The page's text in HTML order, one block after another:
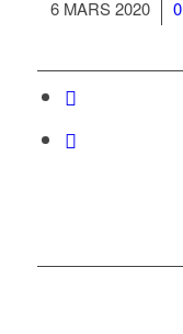
6 MARS 2020
/